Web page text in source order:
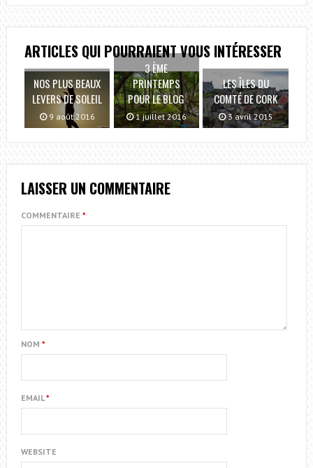
ARTICLES QUI POURRAIENT VOUS INTÉRESSER
NOS PLUS BEAUX
LEVERS DE SOLEIL
9 août 2016
3 ÈME
PRINTEMPS
POUR LE BLOG
1 juillet 2016
LES ÎLES DU
COMTÉ DE CORK
3 avril 2015
LAISSER UN COMMENTAIRE
COMMENTAIRE *
NOM *
EMAIL*
WEBSITE